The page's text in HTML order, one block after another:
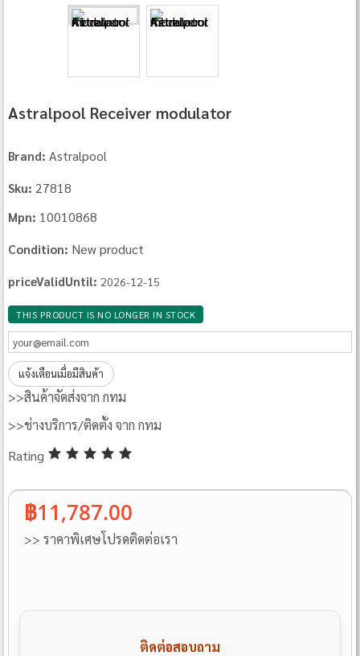
Astralpool Receiver modulator
Brand: Astralpool
Sku: 27818
Mpn: 10010868
Condition: New product
priceValidUntil: 2026-12-15
THIS PRODUCT IS NO LONGER IN STOCK
แจ้งเตือนเมื่อมีสินค้า
>>สินค้าจัดส่งจาก กทม
>>ช่างบริการ/ติดตั้ง จาก กทม
Rating
฿11,787.00
>> ราคาพิเศษโปรดติดต่อเรา
ติดต่อสอบถาม